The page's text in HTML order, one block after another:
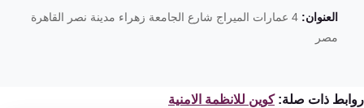
العنوان:
4 عمارات الميراج شارع الجامعة زهراء مدينة نصر القاهرة
مصر
ذات صلة: كوين للانظمة الامنية